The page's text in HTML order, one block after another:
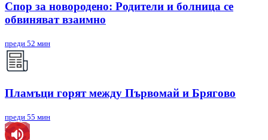
Спор за новородено: Родители и болница се
обвиняват взаимно
преди 52 мин
Пламъци горят между Първомай и Брягово
преди 55 мин